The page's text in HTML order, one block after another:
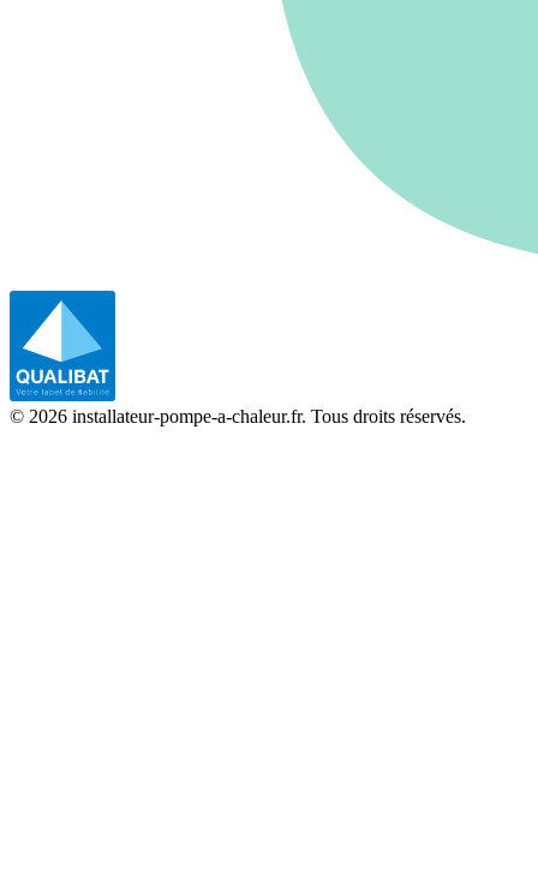
© 2026 installateur-pompe-a-chaleur.fr. Tous droits réservés.